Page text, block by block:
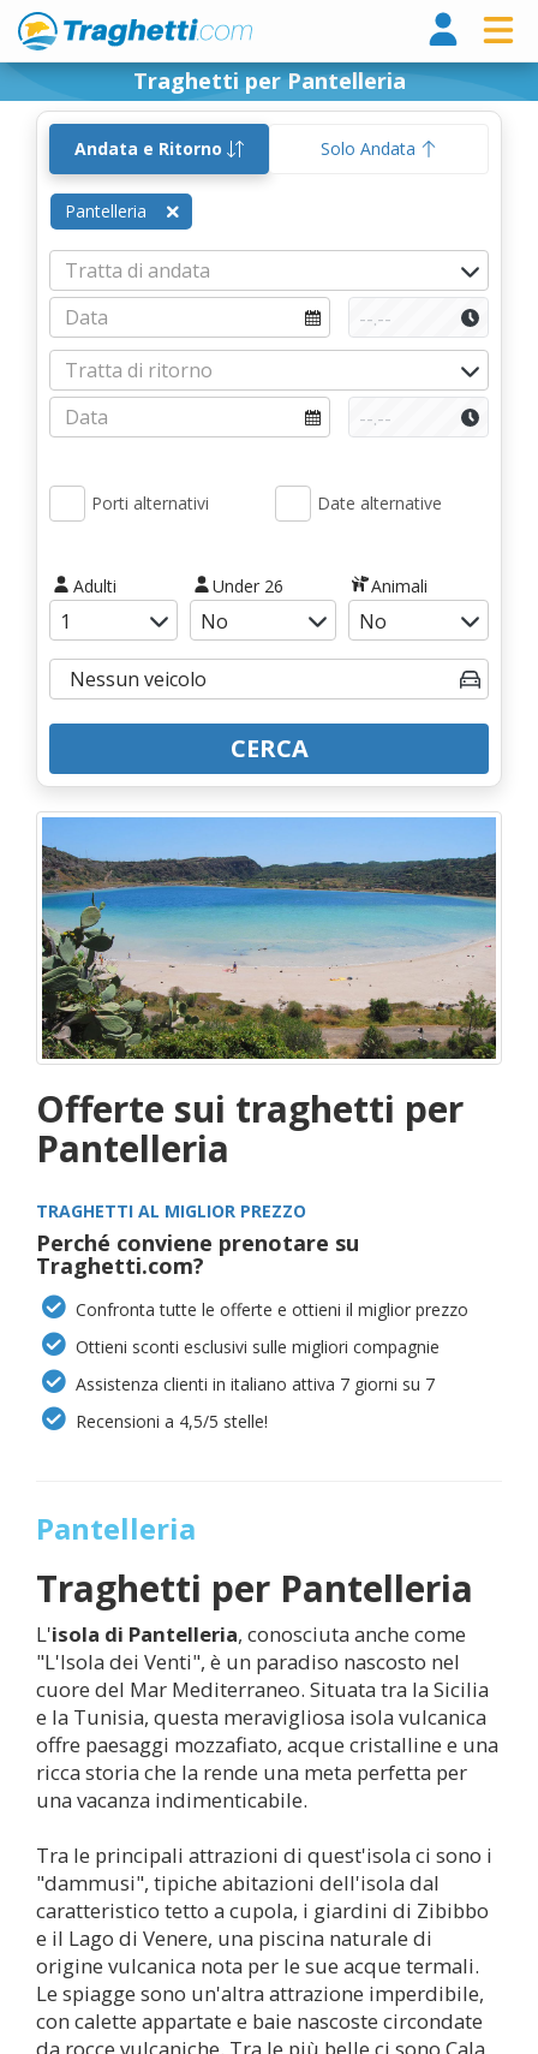
Traghetti per Pantelleria
Andata e Ritorno Solo Andata
Pantelleria
Porti alternativi Date alternative
Adulti Under 26 Animali
CERCA
Offerte sui traghetti per
Pantelleria
TRAGHETTI AL MIGLIOR PREZZO
Perché conviene prenotare su
Traghetti.com?
Confronta tutte le offerte e ottieni il miglior prezzo
Ottieni sconti esclusivi sulle migliori compagnie
Assistenza clienti in italiano attiva 7 giorni su 7
Recensioni a 4,5/5 stelle!
Pantelleria
Traghetti per Pantelleria
L'isola di Pantelleria, conosciuta anche come
"L'Isola dei Venti", è un paradiso nascosto nel
cuore del Mar Mediterraneo. Situata tra la Sicilia
e la Tunisia, questa meravigliosa isola vulcanica
offre paesaggi mozzafiato, acque cristalline e una
ricca storia che la rende una meta perfetta per
una vacanza indimenticabile.
Tra le principali attrazioni di quest'isola ci sono i
"dammusi", tipiche abitazioni dell'isola dal
caratteristico tetto a cupola, i giardini di Zibibbo
e il Lago di Venere, una piscina naturale di
origine vulcanica nota per le sue acque termali.
Le spiagge sono un'altra attrazione imperdibile,
con calette appartate e baie nascoste circondate